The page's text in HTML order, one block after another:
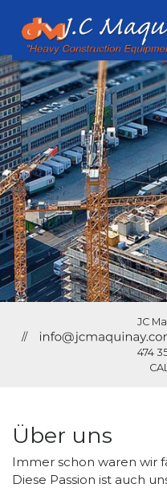
JC
//
474
Über uns
Immer schon waren wir
Diese Passion ist auch